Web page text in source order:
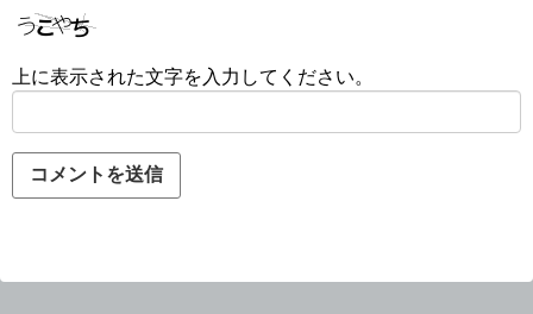
上に表示された文字を入力してください。